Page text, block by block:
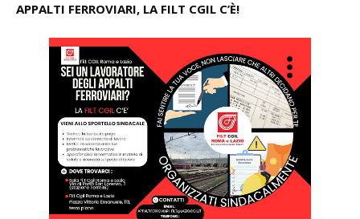
APPALTI FERROVIARI, LA FILT CGIL C’È!